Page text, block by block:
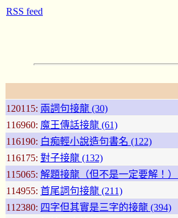
120115: 兩詞句接龍 (30)
116960: 魔王傳話接龍 (61)
116190: 白痴輕小說造句書名 (122)
116175: 對子接龍 (132)
115065: 解題接龍（但不是一定要解！）
114955: 首尾詞句接龍 (211)
112380: 四字但其實是三字的接龍 (394)
RSS feed